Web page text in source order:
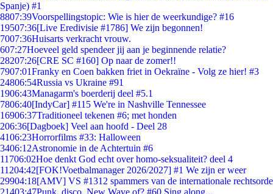
Spanje) #1
8807:39Voorspellingstopic: Wie is hier de weerkundige? #16
19507:36[Live Eredivisie #1786] We zijn begonnen!
7007:36Huisarts verkracht vrouw.
607:27Hoeveel geld spendeer jij aan je beginnende relatie?
28207:26[CRE SC #160] Op naar de zomer!!
7907:01Franky en Coen bakken friet in Oekraïne - Volg ze hier! #3
24806:54Russia vs Ukraine #91
1906:43Managarm's boerderij deel #5.1
7806:40[IndyCar] #115 We're in Nashville Tennessee
16906:37Traditioneel tekenen #6; met honden
206:36[Dagboek] Veel aan hoofd - Deel 28
4106:23Horrorfilms #33: Halloween
3406:12Astronomie in de Achtertuin #6
11706:02Hoe denkt God echt over homo-seksualiteit? deel 4
11204:42[FOK!Voetbalmanager 2026/2027] #1 We zijn er weer
29904:18[AMV] VS #1312 spammers van de internationale rechtsorde
21403:47Punk, disco, New Wave of? #60 Sing along...